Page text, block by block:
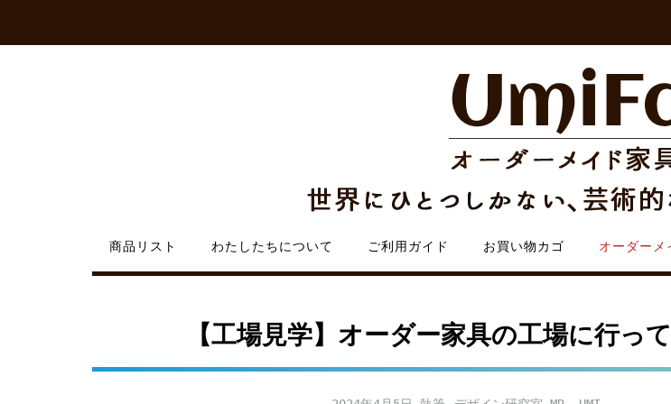
content
商品リスト わたしたちについて ご利用ガイド お買い物カゴ オーダーメ
【工場見学】オーダー家具の工場に行っ